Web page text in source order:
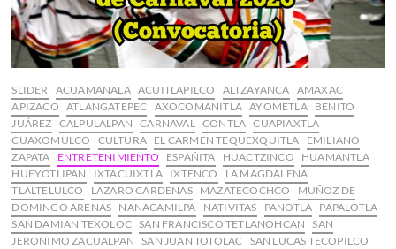
SLIDER ACUAMANALA ACUITLAPILCO ALTZAYANCA AMAXAC
APIZACO
ATLANGATEPEC AXOCOMANITLA AYOMETLA
BENITO
JUÁREZ CALPULALPAN CARNAVAL CONTLA CUAPIAXTLA
CUAXOMULCO
CULTURA EL CARMEN TEQUEXQUITLA
EMILIANO
ZAPATA
ENTRETENIMIENTO ESPAÑITA HUACTZINCO
HUAMANTLA
HUEYOTLIPAN
IXTACUIXTLA IXTENCO
LA MAGDALENA
TLALTELULCO
LAZARO CARDENAS MAZATECOCHCO
MUÑOZ DE
DOMINGO ARENAS NANACAMILPA NATIVITAS PANOTLA PAPALOTLA
SAN DAMIAN TEXOLOC SAN FRANCISCO TETLANOHCAN
SAN
JERONIMO ZACUALPAN
SAN JUAN TOTOLAC SAN LUCAS TECOPILCO